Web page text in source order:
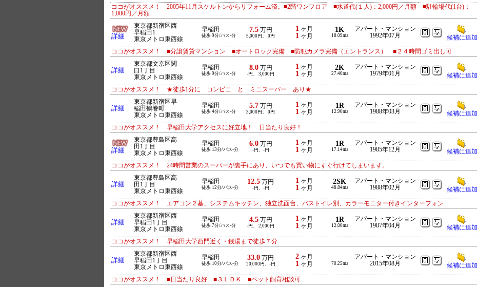
ココがオススメ！ 2005年11月スケルトンからリフォーム済。■2階ワンフロア ■水道代(１人)：2,000円／月額 ■駐輪場代(1台)：
1,000円／月額
詳細
東京都新宿区西
早稲田1
東京メトロ東西線
早稲田
徒歩 9分/バス-分
7.5万円
5,000円、 0円
1 ヶ月
1 ヶ月
1K
18.09m2
アパート・マンション
1992年07月
候補に追加
ココがオススメ！ ■分譲賃貸マンション ■オートロック完備 ■防犯カメラ完備（エントランス） ■２４時間ゴミ出し可
詳細
東京都文京区関
口1丁目
東京メトロ東西線
早稲田
徒歩 9分/バス-分
8.0万円
-円、 3,000円
1 ヶ月
1 ヶ月
2K
27.40m2
アパート・マンション
1979年01月
候補に追加
ココがオススメ！ ★徒歩1分に コンビニ と ミニスーパー あり★
詳細
東京都新宿区早
稲田鶴巻町
東京メトロ東西線
早稲田
徒歩 4分/バス-分
5.7 万円
3,000円、 0円
1 ヶ月
1 ヶ月
1R
12.90m2
アパート・マンション
1988年03月
候補に追加
ココがオススメ！ 早稲田大学アクセスに好立地！ 日当たり良好！
詳細
東京都豊島区高
田1丁目
東京メトロ東西線
早稲田
徒歩 13分/バス-分
6.0万円
-円、-円
1 ヶ月
1 ヶ月
1R
17.14m2
アパート・マンション
1985年12月
候補に追加
ココがオススメ！ 24時間営業のスーパーが裏手にあり、いつでも買い物にすぐ行けてしまいます。
詳細
東京都豊島区高
田1丁目
東京メトロ東西線
早稲田
徒歩 12分/バス-分
12.5 万円
-円、-円
1 ヶ月
1 ヶ月
2SK
48.84m2
アパート・マンション
1988年02月
候補に追加
ココがオススメ！ エアコン２基、システムキッチン、独立洗面台、バストイレ別、カラーモニター付きインターフォン
詳細
東京都新宿区西
早稲田1丁目
東京メトロ東西線
早稲田
徒歩 7分/バス-分
4.5万円
-円、 2,000円
1 ヶ月
1 ヶ月
1R
12.00m2
アパート・マンション
1987年04月
候補に追加
ココがオススメ！ 早稲田大学西門近く・銭湯まで徒歩７分
詳細
東京都新宿区西
早稲田1丁目
東京メトロ東西線
早稲田
徒歩 10分/バス-分
33.0 万円
20,000円、-円
2ヶ月
1 ヶ月 70.25m2
アパート・マンション
2015年08月
候補に追加
ココがオススメ！ ■日当たり良好 ■３ＬＤＫ ■ペット飼育相談可